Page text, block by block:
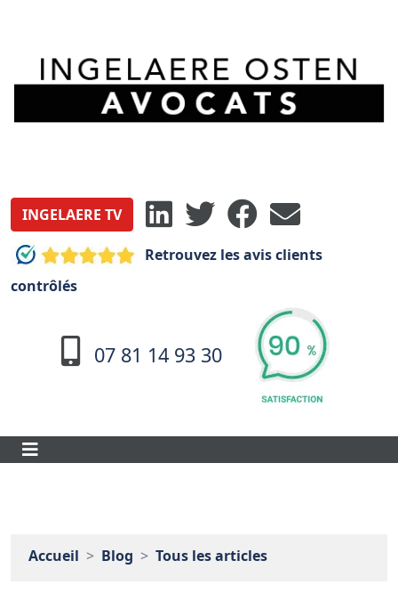
INGELAERE TV
Retrouvez les avis clients
contrôlés
07 81 14 93 30
Accueil Blog Tous les articles